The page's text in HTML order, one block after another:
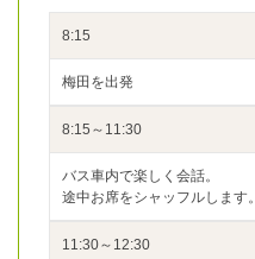
8:15
梅田を出発
8:15～11:30
バス車内で楽しく会話。
途中お席をシャッフルします。
11:30～12:30